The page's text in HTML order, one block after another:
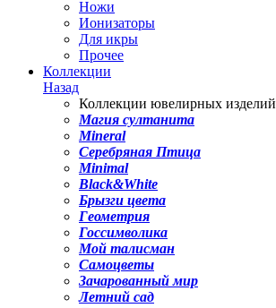
Ножи
Ионизаторы
Для икры
Прочее
Коллекции
Назад
Коллекции ювелирных изделий
Магия султанита
Mineral
Серебряная Птица
Minimal
Black&White
Брызги цвета
Геометрия
Госсимволика
Мой талисман
Самоцветы
Зачарованный мир
Летний сад